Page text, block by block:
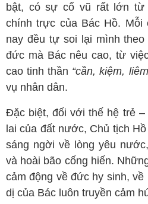
bật, có sự cổ vũ rất lớn từ
chính trực của Bác Hồ. Mỗi
nay đều tự soi lại mình
đức mà Bác nêu cao, từ
cao tinh thần “cần, kiệm,
vụ nhân dân.
Đặc biệt, đối với thế hệ trẻ
lai của đất nước, Chủ tịch
sáng ngời về lòng yêu
và hoài bão cống hiến.
cảm động về đức hy sinh, về
dị của Bác luôn truyền cảm